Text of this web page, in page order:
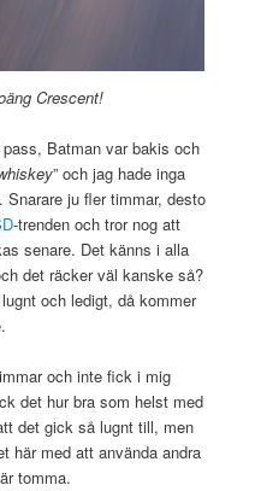
Crescent!
Batman var bakis och
” och jag hade inga
ju fler timmar, desto
-trenden och tror nog att
senare. Det känns i alla
det räcker väl kanske så?
och ledigt, då kommer
och inte fick i mig
det hur bra som helst med
det gick så lugnt till, men
här med att använda andra
tomma.